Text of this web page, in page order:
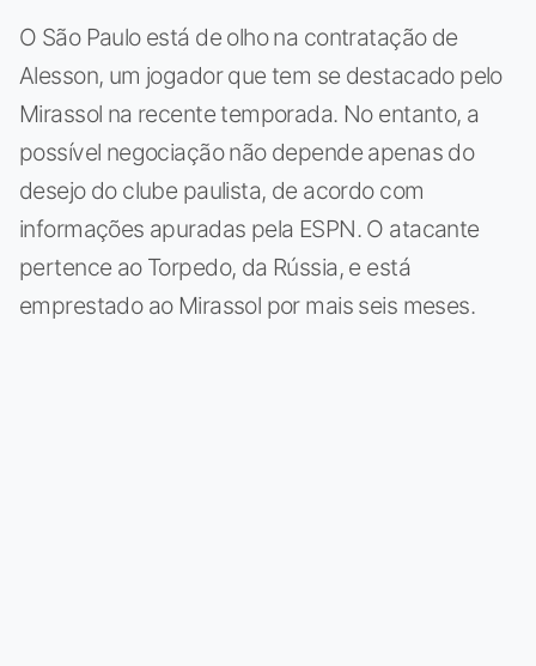
O São Paulo está de olho na contratação de
Alesson, um jogador que tem se destacado pelo
Mirassol na recente temporada. No entanto, a
possível negociação não depende apenas do
desejo do clube paulista, de acordo com
informações apuradas pela ESPN. O atacante
pertence ao Torpedo, da Rússia, e está
emprestado ao Mirassol por mais seis meses.